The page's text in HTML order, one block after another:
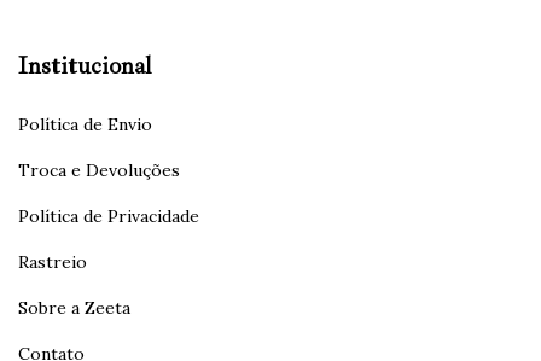
Institucional
Política de Envio
Troca e Devoluções
Política de Privacidade
Rastreio
Sobre a Zeeta
Contato